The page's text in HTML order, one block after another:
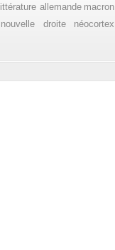
littérature allemande macron
nouvelle droite
néocortex